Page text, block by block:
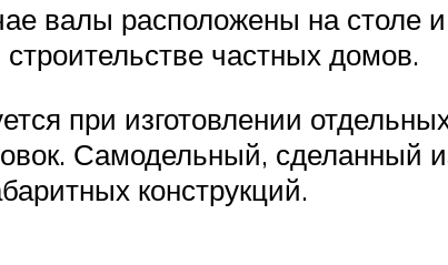
валы расположены на столе
частных домов.
при изготовлении
Самодельный, сделанный
конструкций.